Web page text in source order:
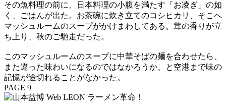
その魚料理の前に、日本料理の小腹を満たす「お凌ぎ」の如
く、ごはんが出た。お茶碗に炊き立てのコシヒカリ、そこへ
マッシュルームのスープがかけまわしてある。茸の香りが立
ち上り、秋のご馳走だった。
このマッシュルームのスープに中華そばの麺を合わせたら、
また違った味わいになるのではなかろうか、と空港まで味の
記憶が途切れることがなかった。
PAGE 9